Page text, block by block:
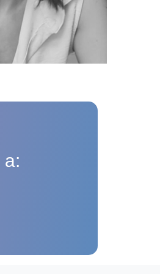
a: